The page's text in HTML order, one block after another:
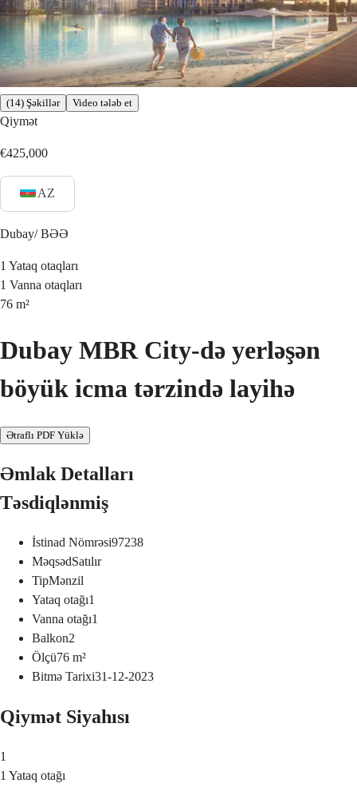
(14) Şəkillər Video tələb et
Qiymət
€425,000
AZ
Dubay/ BƏƏ
1 Yataq otaqları
1 Vanna otaqları
76 m²
Dubay MBR City-də yerləşən
böyük icma tərzində layihə
Ətraflı PDF Yüklə
Əmlak Detalları
Təsdiqlənmiş
İstinad Nömrəsi97238
MəqsədSatılır
TipMənzil
Yataq otağı1
Vanna otağı1
Balkon2
Ölçü76 m²
Bitmə Tarixi31-12-2023
Qiymət Siyahısı
1
1 Yataq otağı